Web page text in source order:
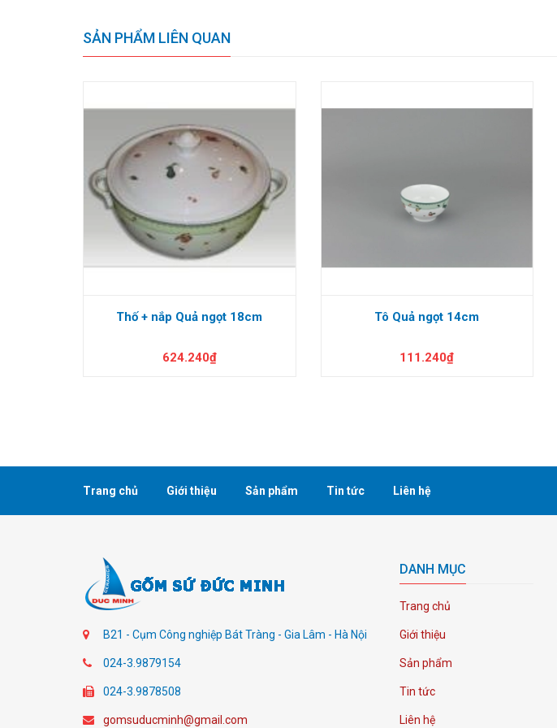
SẢN PHẨM LIÊN QUAN
Thố + nắp Quả ngọt 18cm
624.240₫
Tô Quả ngọt 14cm
111.240₫
Trang chủ Giới thiệu Sản phẩm Tin tức Liên hệ
B21 - Cụm Công nghiệp Bát Tràng - Gia Lâm - Hà Nội
024-3.9879154
024-3.9878508
gomsuducminh@gmail.com
DANH MỤC
Trang chủ
Giới thiệu
Sản phẩm
Tin tức
Liên hệ